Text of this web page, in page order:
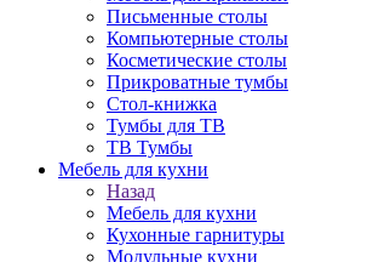
Письменные столы
Компьютерные столы
Косметические столы
Прикроватные тумбы
Стол-книжка
Тумбы для ТВ
ТВ Тумбы
Мебель для кухни
Назад
Мебель для кухни
Кухонные гарнитуры
Модульные кухни